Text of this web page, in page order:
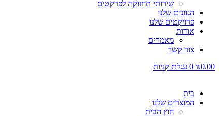
שירותי תחזוקה לפרקטים
הגוונים שלנו
פרויקטים שלנו
אודות
מאמרים
צור קשר
₪0.00
0 עגלת קניות
בית
המוצרים שלנו
חוץ הבית